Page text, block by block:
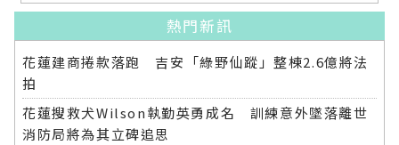
熱門新訊
花蓮建商捲款落跑 吉安「綠野仙蹤」整棟2.6億將法
拍
花蓮搜救犬Wilson執勤英勇成名 訓練意外墜落離世
消防局將為其立碑追思